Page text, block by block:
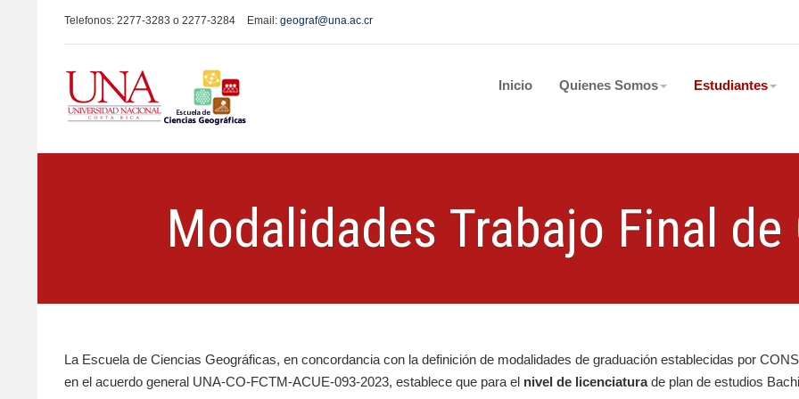
Telefonos: 2277-3283 o 2277-3284 Email: geograf@una.ac.cr
Inicio Quienes Somos Estudiantes
Modalidades Trabajo Final de
La Escuela de Ciencias Geográficas, en concordancia con la definición de modalidades de graduación establecidas por
en el acuerdo general UNA-CO-FCTM-ACUE-093-2023, establece que para el nivel de licenciaturade plan de estudios